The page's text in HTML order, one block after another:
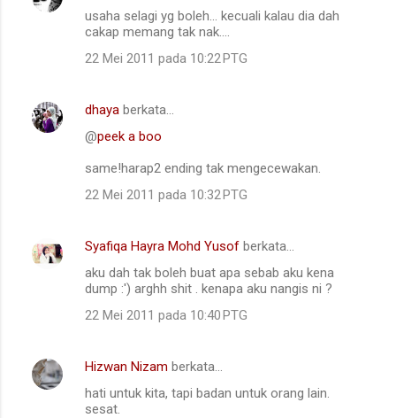
usaha selagi yg boleh... kecuali kalau dia dah
cakap memang tak nak....
22 Mei 2011 pada 10:22 PTG
dhaya berkata…
@peek a boo
same!harap2 ending tak mengecewakan.
22 Mei 2011 pada 10:32 PTG
Syafiqa Hayra Mohd Yusof berkata…
aku dah tak boleh buat apa sebab aku kena
dump :') arghh shit . kenapa aku nangis ni ?
22 Mei 2011 pada 10:40 PTG
Hizwan Nizam berkata…
hati untuk kita, tapi badan untuk orang lain.
sesat.